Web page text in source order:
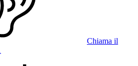
Chiama il